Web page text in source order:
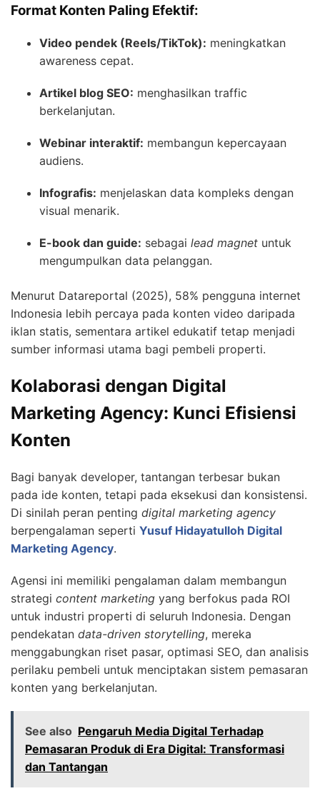
Format Konten Paling Efektif:
Video pendek (Reels/TikTok): meningkatkan
awareness cepat.
Artikel blog SEO: menghasilkan traffic
berkelanjutan.
Webinar interaktif: membangun kepercayaan
audiens.
Infografis: menjelaskan data kompleks dengan
visual menarik.
E-book dan guide: sebagai lead magnet untuk
mengumpulkan data pelanggan.
Menurut Datareportal (2025), 58% pengguna internet
Indonesia lebih percaya pada konten video daripada
iklan statis, sementara artikel edukatif tetap menjadi
sumber informasi utama bagi pembeli properti.
Kolaborasi dengan Digital
Marketing Agency: Kunci Efisiensi
Konten
Bagi banyak developer, tantangan terbesar bukan
pada ide konten, tetapi pada eksekusi dan konsistensi.
Di sinilah peran penting digital marketing agency
berpengalaman seperti Yusuf Hidayatulloh Digital
Marketing Agency.
Agensi ini memiliki pengalaman dalam membangun
strategi content marketing yang berfokus pada ROI
untuk industri properti di seluruh Indonesia. Dengan
pendekatan data-driven storytelling, mereka
menggabungkan riset pasar, optimasi SEO, dan analisis
perilaku pembeli untuk menciptakan sistem pemasaran
konten yang berkelanjutan.
See also Pengaruh Media Digital Terhadap
Pemasaran Produk di Era Digital: Transformasi
dan Tantangan